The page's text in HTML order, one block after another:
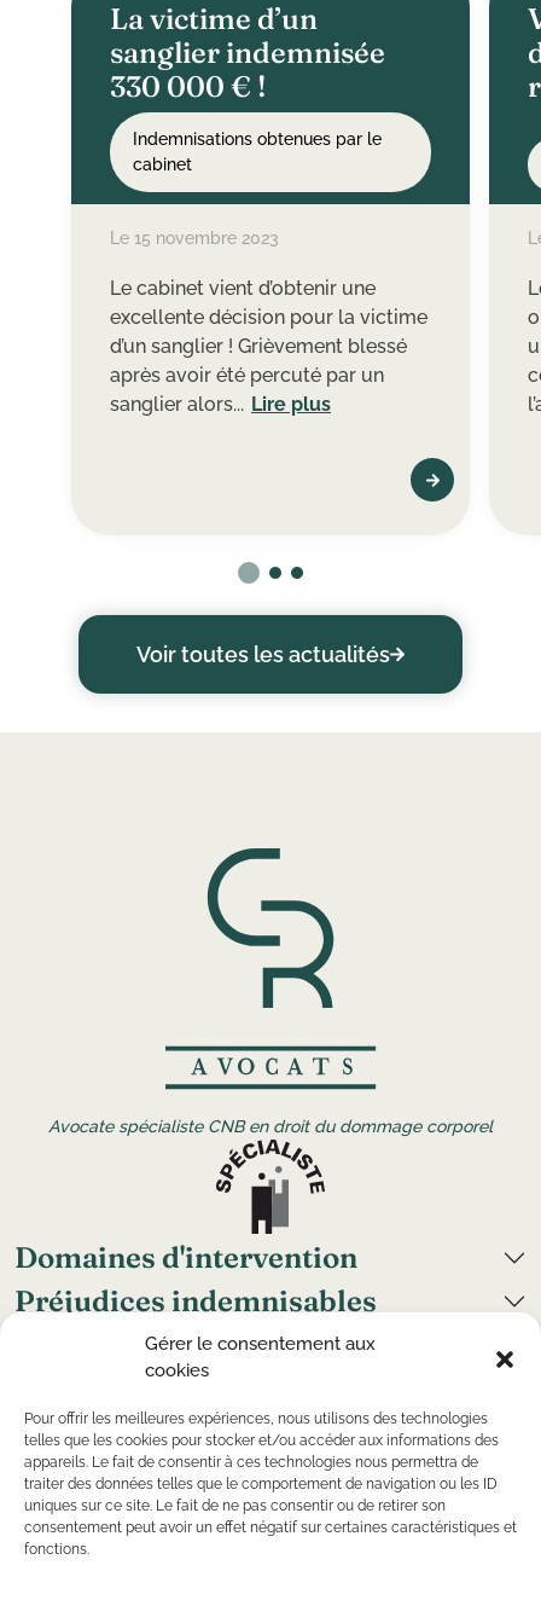
Gérer le consentement aux
cookies
Pour offrir les meilleures expériences, nous utilisons des technologies
telles que les cookies pour stocker et/ou accéder aux informations des
appareils. Le fait de consentir à ces technologies nous permettra de
traiter des données telles que le comportement de navigation ou les ID
uniques sur ce site. Le fait de ne pas consentir ou de retirer son
consentement peut avoir un effet négatif sur certaines caractéristiques et
fonctions.
La victime d’un
sanglier indemnisée
330 000 € !
Indemnisations obtenues par le
cabinet
Le 15 novembre 2023
Le cabinet vient d’obtenir une
excellente décision pour la victime
d’un sanglier ! Grièvement blessé
après avoir été percuté par un
sanglier alors... Lire plus
Voir toutes les actualités
Avocate spécialiste CNB en droit du dommage corporel
Domaines d'intervention
Préjudices indemnisables
Grand handicap
Nous suivre
©Copyright2026 — CR Avocats — Tous droits réservés
— Conception par
Kaizen Agency